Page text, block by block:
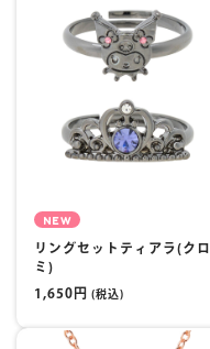
NEW
リングセットティアラ(クロ
ミ)
1,650円 (税込)